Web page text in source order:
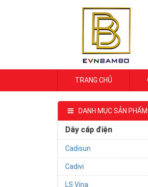
TRANG CHỦ
DANH MỤC SẢN PHẨM
Dây cáp điện
Cadisun
Cadivi
LS Vina